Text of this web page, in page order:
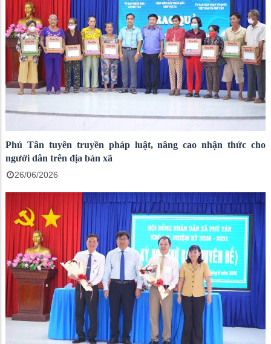
Phú Tân tuyên truyền pháp luật, nâng cao nhận thức cho
người dân trên địa bàn xã
26/06/2026